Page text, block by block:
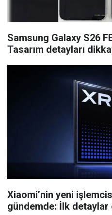
Samsung Galaxy S26
Tasarım detayları
Xiaomi’nin yeni
gündemde: İlk detaylar